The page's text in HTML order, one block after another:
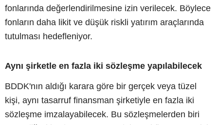
fonlarında değerlendirilmesine izin verilecek. Böylece
fonların daha likit ve düşük riskli yatırım araçlarında
tutulması hedefleniyor.
Aynı şirketle en fazla iki sözleşme yapılabilecek
BDDK'nın aldığı karara göre bir gerçek veya tüzel
kişi, aynı tasarruf finansman şirketiyle en fazla iki
sözleşme imzalayabilecek. Bu sözleşmelerden biri